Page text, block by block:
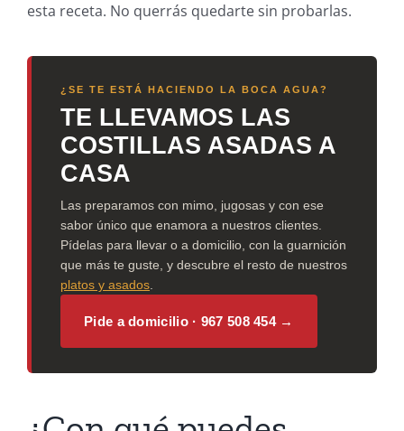
esta receta. No querrás quedarte sin probarlas.
¿SE TE ESTÁ HACIENDO LA BOCA AGUA?
TE LLEVAMOS LAS
COSTILLAS ASADAS A
CASA
Las preparamos con mimo, jugosas y con ese
sabor único que enamora a nuestros clientes.
Pídelas para llevar o a domicilio, con la guarnición
que más te guste, y descubre el resto de nuestros
platos y asados.
Pide a domicilio · 967 508 454 →